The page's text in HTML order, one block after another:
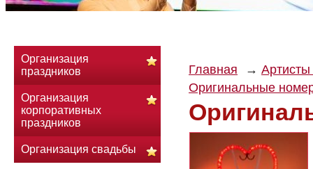
Главная
Оригинальные
Организация
праздников
Организация
корпоративных
праздников
Организация свадьбы